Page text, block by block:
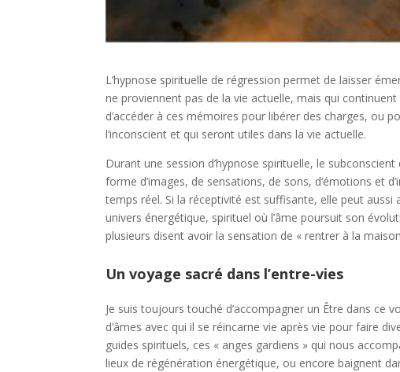
L’hypnose spirituelle de régression permet de laisser
ne proviennent pas de la vie actuelle, mais qui
d’accéder à ces mémoires pour libérer des charges, ou
l’inconscient et qui seront utiles dans la vie actuelle.
Durant une session d’hypnose spirituelle, le
forme d’images, de sensations, de sons, d’émotions et
temps réel. Si la réceptivité est suffisante, elle peut
univers énergétique, spirituel où l’âme poursuit son
plusieurs disent avoir la sensation de « rentrer à la
Un voyage sacré dans l’entre-vies
Je suis toujours touché d’accompagner un Être dans ce
d’âmes avec qui il se réincarne vie après vie pour faire
guides spirituels, ces « anges gardiens » qui nous
lieux de régénération énergétique, ou encore baignent